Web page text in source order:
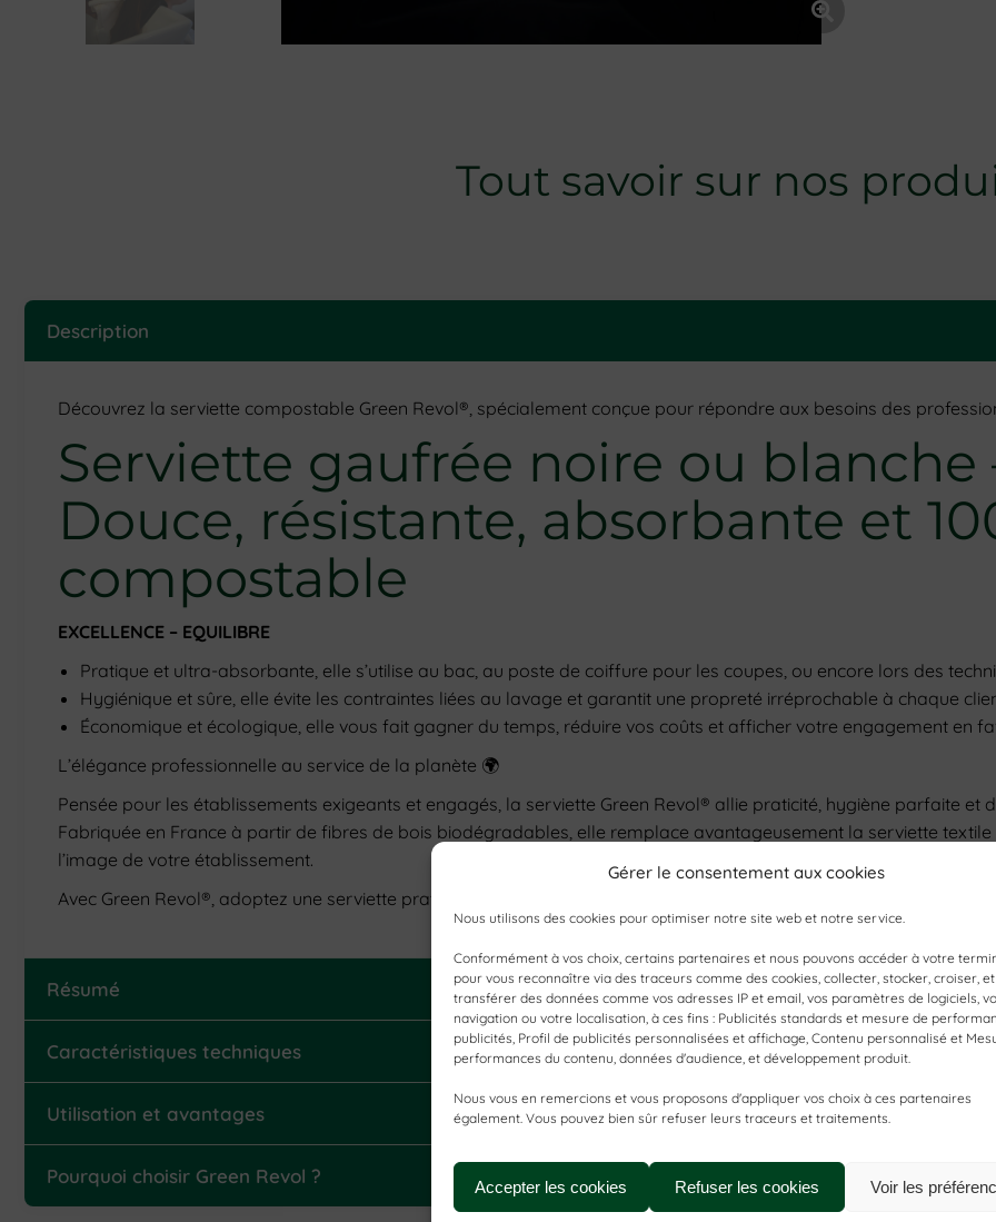
Gérer le consentement aux cookies
Nous utilisons des cookies pour optimiser notre site web et notre service.
Conformément à vos choix, certains partenaires et nous pouvons accéder à votre
pour vous reconnaître via des traceurs comme des cookies, collecter, stocker, croiser, et
transférer des données comme vos adresses IP et email, vos paramètres de logiciels,
navigation ou votre localisation, à ces fins : Publicités standards et mesure de
publicités, Profil de publicités personnalisées et affichage, Contenu personnalisé et
performances du contenu, données d'audience, et développement produit.
Nous vous en remercions et vous proposons d'appliquer vos choix à ces partenaires
également. Vous pouvez bien sûr refuser leurs traceurs et traitements.
Accepter les cookies Refuser les cookies Voir les
Tout savoir sur nos
Description
Découvrez la serviette compostable Green Revol®, spécialement conçue pour répondre aux besoins des
Serviette gaufrée noire ou blanche
Douce, résistante, absorbante et
compostable
EXCELLENCE – EQUILIBRE
Pratique et ultra-absorbante, elle s’utilise au bac, au poste de coiffure pour les coupes, ou encore lors des
Hygiénique et sûre, elle évite les contraintes liées au lavage et garantit une propreté irréprochable à chaque
Économique et écologique, elle vous fait gagner du temps, réduire vos coûts et afficher votre engagement en
L’élégance professionnelle au service de la planète 🌍
Pensée pour les établissements exigeants et engagés, la serviette Green Revol® allie praticité, hygiène parfaite et
Fabriquée en France à partir de fibres de bois biodégradables, elle remplace avantageusement la serviette
l’image de votre établissement.
Avec Green Revol®, adoptez une serviette pratique, économique et écologique, et faites la différence dès le
Résumé
Caractéristiques techniques
Utilisation et avantages
Pourquoi choisir Green Revol ?